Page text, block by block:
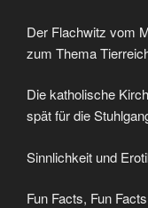
Der Flachwitz vom
zum Thema
Die katholische
spät für die
Sinnlichkeit und
Fun Facts, Fun